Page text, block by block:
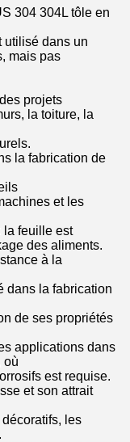
304 304L tôle en
utilisé dans un
mais pas
projets
la toiture, la
la fabrication de
et les
la feuille est
des aliments.
à la
dans la fabrication
de ses propriétés
applications dans
où
est requise.
et son attrait
les